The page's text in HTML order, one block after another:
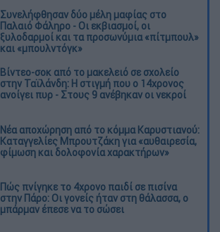
Συνελήφθησαν δύο μέλη μαφίας στο
Παλαιό Φάληρο - Οι εκβιασμοί, οι
ξυλοδαρμοί και τα προσωνύμια «πίτμπουλ»
και «μπουλντόγκ»
Βίντεο-σοκ από το μακελειό σε σχολείο
στην Ταϊλάνδη: Η στιγμή που ο 14χρονος
ανοίγει πυρ - Στους 9 ανέβηκαν οι νεκροί
Νέα αποχώρηση από το κόμμα Καρυστιανού:
Καταγγελίες Μπρουτζάκη για «αυθαιρεσία,
φίμωση και δολοφονία χαρακτήρων»
Πώς πνίγηκε το 4χρονο παιδί σε πισίνα
στην Πάρο: Οι γονείς ήταν στη θάλασσα, ο
μπάρμαν έπεσε να το σώσει